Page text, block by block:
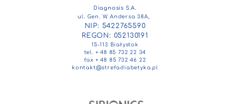
Diagnosis S.A.
ul. Gen. W. Andersa 38A,
NIP: 5422765590
REGON: 052130191
15-113 Białystok
tel. + 48 85 732 22 34
fax + 48 85 732 46 22
kontakt@strefadiabetyka.pl